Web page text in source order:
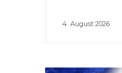
4. August 2026